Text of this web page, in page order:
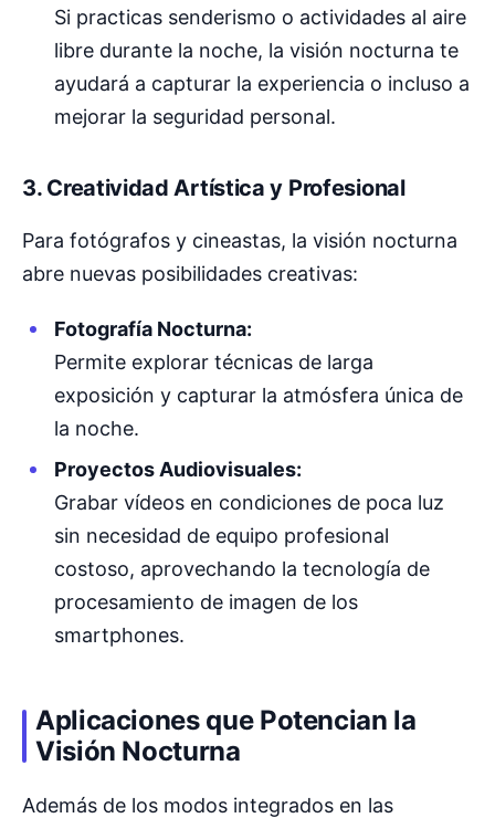
Si practicas senderismo o actividades al aire
libre durante la noche, la visión nocturna te
ayudará a capturar la experiencia o incluso a
mejorar la seguridad personal.
3. Creatividad Artística y Profesional
Para fotógrafos y cineastas, la visión nocturna
abre nuevas posibilidades creativas:
Fotografía Nocturna:
Permite explorar técnicas de larga
exposición y capturar la atmósfera única de
la noche.
Proyectos Audiovisuales:
Grabar vídeos en condiciones de poca luz
sin necesidad de equipo profesional
costoso, aprovechando la tecnología de
procesamiento de imagen de los
smartphones.
Aplicaciones que Potencian la
Visión Nocturna
Además de los modos integrados en las